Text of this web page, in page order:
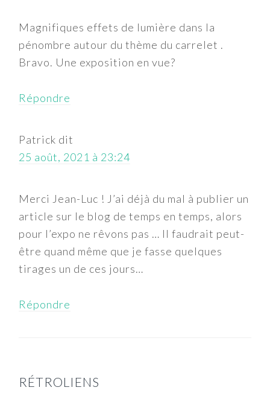
Magnifiques effets de lumière dans la
pénombre autour du thème du carrelet .
Bravo. Une exposition en vue?
Répondre
Patrick dit
25 août, 2021 à 23:24
Merci Jean-Luc ! J’ai déjà du mal à publier un
article sur le blog de temps en temps, alors
pour l’expo ne rêvons pas … Il faudrait peut-
être quand même que je fasse quelques
tirages un de ces jours…
Répondre
RÉTROLIENS